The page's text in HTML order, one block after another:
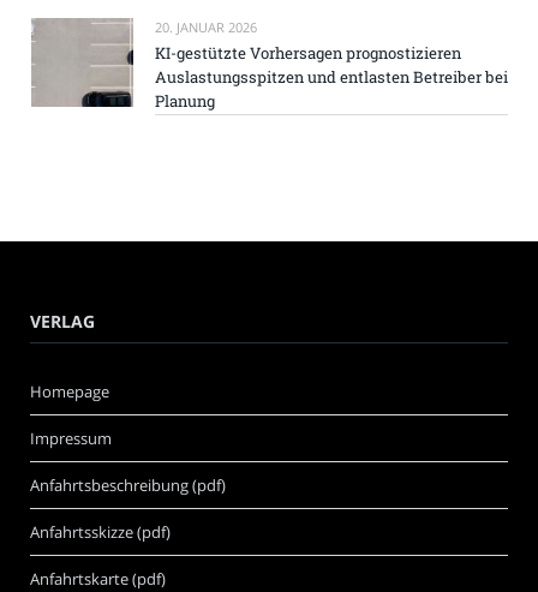
20. JANUAR 2026
KI-gestützte Vorhersagen prognostizieren
Auslastungsspitzen und entlasten Betreiber bei
Planung
VERLAG
Homepage
Impressum
Anfahrtsbeschreibung (pdf)
Anfahrtsskizze (pdf)
Anfahrtskarte (pdf)